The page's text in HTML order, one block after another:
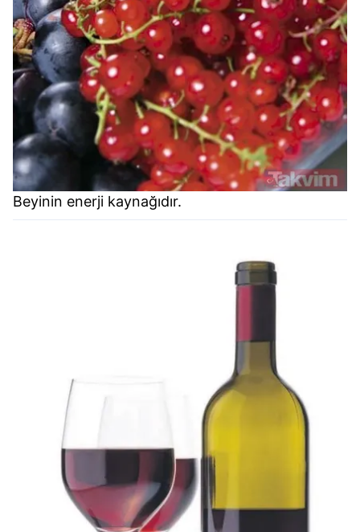
Beyinin enerji kaynağıdır.